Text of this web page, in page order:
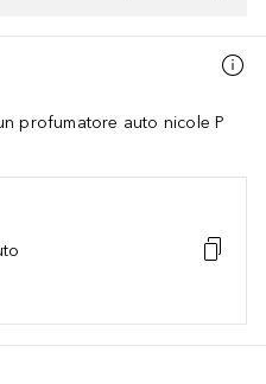
profumatore auto nicole P